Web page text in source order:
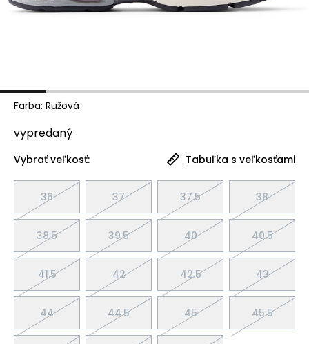
Farba: Ružová
vypredaný
Vybrať veľkosť: Tabuľka s veľkosťami
36 37 37.5 38
38.5 39.5 40 40.5
41.5 42 42.5 43
44 44.5 45 45.5